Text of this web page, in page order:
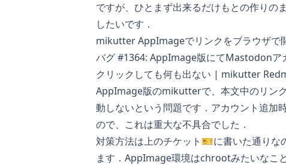
ですが、ひとまず出来るだけもとの作りの
したいです．
mikutter AppImageでリンクをブラウザで
バグ #1364: AppImage版にてMastodonア
クリックしても何も出ない | mikutter
AppImage版のmikutterで、本文中のリン
動しないという問題です．アカウント追加
ので、これは重大な不具合でした．
対策方法は上のチケット🎫に書いた通りな
ます．AppImage環境はchrootみたいなこ